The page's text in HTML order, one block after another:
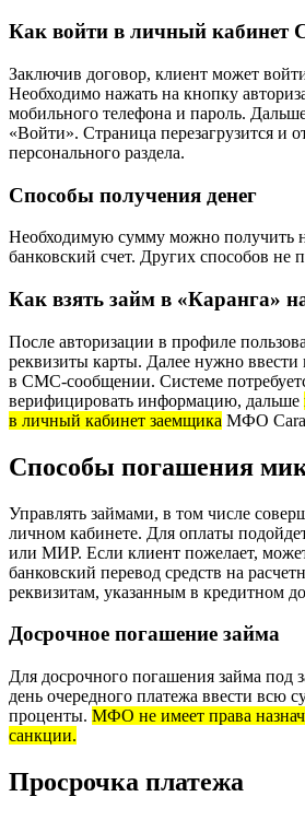
Как войти в личный кабинет
Заключив договор, клиент может
Необходимо нажать на кнопку
мобильного телефона и пароль.
«Войти». Страница перезагрузится и
персонального раздела.
Способы получения денег
Необходимую сумму можно получить
банковский счет. Других способов не
Как взять займ в «Каранга»
После авторизации в профиле
реквизиты карты. Далее нужно ввести
в СМС-сообщении. Системе
верифицировать информацию, дальше
в личный кабинет заемщика МФО
Способы погашения
Управлять займами, в том числе
личном кабинете. Для оплаты
или МИР. Если клиент пожелает,
банковский перевод средств на
реквизитам, указанным в кредитном
Досрочное погашение займа
Для досрочного погашения займа под
день очередного платежа ввести всю
проценты. МФО не имеет права
санкции.
Просрочка платежа